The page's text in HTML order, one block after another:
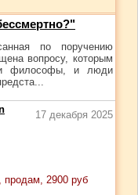
по поручению
вопросу, которым
и философы, и люди
17 декабря 2025
продам, 2900 руб